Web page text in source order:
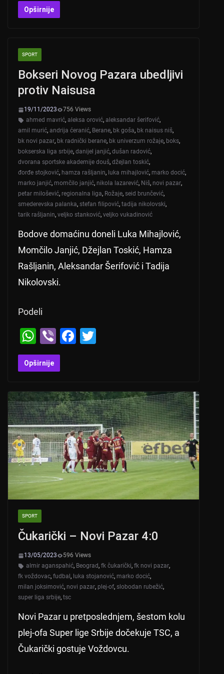
at
A
p
p
er
o
k
Opširnije
SPORT
Bokseri Novog Pazara ubedljivi
protiv Naisusa
19/11/2023
756 Views
ahmed mavrić, aleksa orović, aleksandar šerifović,
amil murić, andrija ćeranić, Berane, bk goša, bk naisus niš,
bk novi pazar, bk radnički berane, bk univerzum rožaje, boks,
bokserska liga srbije, danijel janjić, dušan radović,
dvorana sportske akademije douš, džejlan toskić,
đorđe stojković, hamza rašljanin, luka mihajlović, marko docić,
marko janjić, momčilo janjić, nikola lazarević, Niš, novi pazar,
petar milošević, regionalna liga, Rožaje, seid brunčević,
smederevska palanka, stefan filipović, tadija nikolovski,
tarik rašljanin, veljko stanković, veljko vukadinović
Bodove domaćinu doneli Luka Mihajlović,
Momčilo Janjić, Džejlan Toskić, Hamza
Rašljanin, Aleksandar Šerifović i Tadija
Nikolovski.
Podeli
W
h
at
A
p
p
Vi
b
er
F
b
o
o
k
Opširnije
SPORT
Čukarički – Novi Pazar 4:0
13/05/2023
596 Views
almir aganspahić, Beograd, fk čukarički, fk novi pazar,
fk voždovac, fudbal , luka stojanović, marko docić,
milan joksimović, novi pazar, plej-of, slobodan rubežić,
super liga srbije, tsc
Novi Pazar u pretposlednjem, šestom kolu
plej-ofa Super lige Srbije dočekuje TSC, a
Čukarički gostuje Voždovcu.